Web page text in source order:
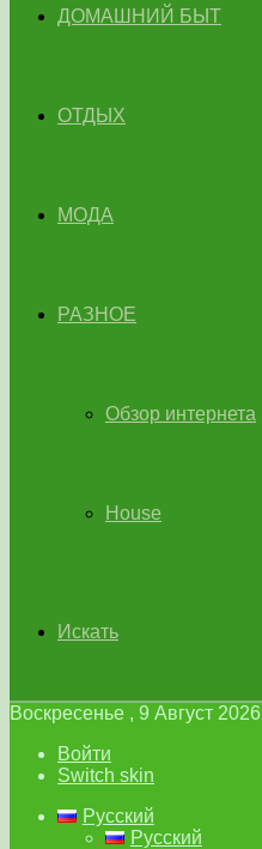
ДОМАШНИЙ БЫТ
ОТДЫХ
МОДА
РАЗНОЕ
Обзор интернета
House
Искать
Воскресенье , 9 Август 2026
Войти
Switch skin
Русский
Русский